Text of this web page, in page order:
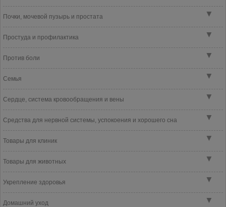
▼
Почки, мочевой пузырь и простата
▼
Простуда и профилактика
▼
Против боли
▼
Семья
▼
Сердце, система кровообращения и вены
▼
Средства для нервной системы, успокоения и хорошего сна
▼
Товары для клиник
▼
Товары для животных
▼
Укрепление здоровья
▼
Домашний уход